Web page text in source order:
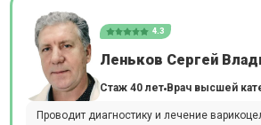
4.3
Леньков Сергей
Стаж 40 лет Врач высшей
Проводит диагностику и лечение